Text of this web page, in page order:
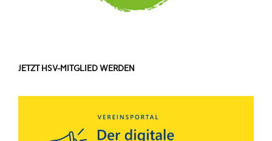
JETZT HSV-MITGLIED WERDEN